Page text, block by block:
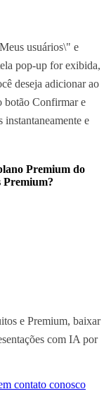
usuários\" e
pop-up for exibida,
deseja adicionar ao
botão Confirmar e
instantaneamente e
Premium do
Premium?
e Premium, baixar
com IA por
contato conosco